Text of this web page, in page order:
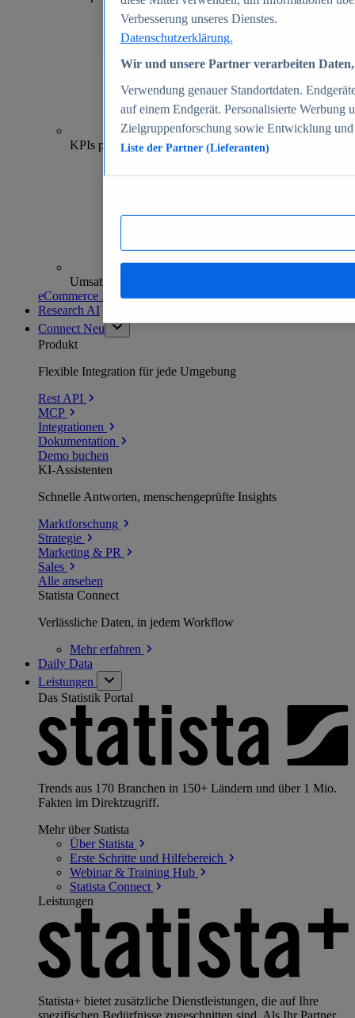
70+
KPIs pro Shop
Umsatzanalysen und -prognosen
eCommerce Insights entdecken
Research AI
Connect Neu
Produkt
Flexible Integration für jede Umgebung
Rest API
MCP
Integrationen
Dokumentation
Demo buchen
KI-Assistenten
Schnelle Antworten, menschengeprüfte Insights
Marktforschung
Strategie
Marketing & PR
Sales
Alle ansehen
Statista Connect
Verlässliche Daten, in jedem Workflow
Mehrerfahren
Daily Data
Leistungen
Das Statistik Portal
Trends aus 170 Branchen in 150+ Ländern und über 1 Mio.
Fakten im Direktzugriff.
Mehr über Statista
Über Statista
Erste Schritte und Hilfebereich
Webinar & Training Hub
Statista Connect
Leistungen
Statista+ bietet zusätzliche Dienstleistungen, die auf Ihre
spezifischen Bedürfnisse zugeschnitten sind. Als Ihr Partner
Verbesserung unseres Dienstes.
Datenschutzerklärung.
Wir und unsere Partner verarbeiten
Verwendung genauer Standortdaten.
auf einem Endgerät. Personalisierte Werbung
Zielgruppenforschung sowie Entwicklung
Liste der Partner (Lieferanten)